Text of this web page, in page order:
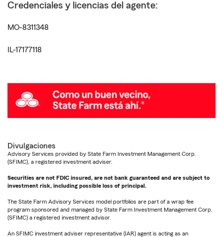
Credenciales y licencias del agente:
MO-8311348
IL-17177118
Divulgaciones
Advisory Services provided by State Farm Investment Management Corp.
(SFIMC), a registered investment adviser.
Securities are not FDIC insured, are not bank guaranteed and are subject to
investment risk, including possible loss of principal.
The State Farm Advisory Services model portfolios are part of a wrap fee
program sponsored and managed by State Farm Investment Management Corp.
(SFIMC) a registered investment advisor.
An SFIMC investment adviser representative (IAR) agent is acting as an